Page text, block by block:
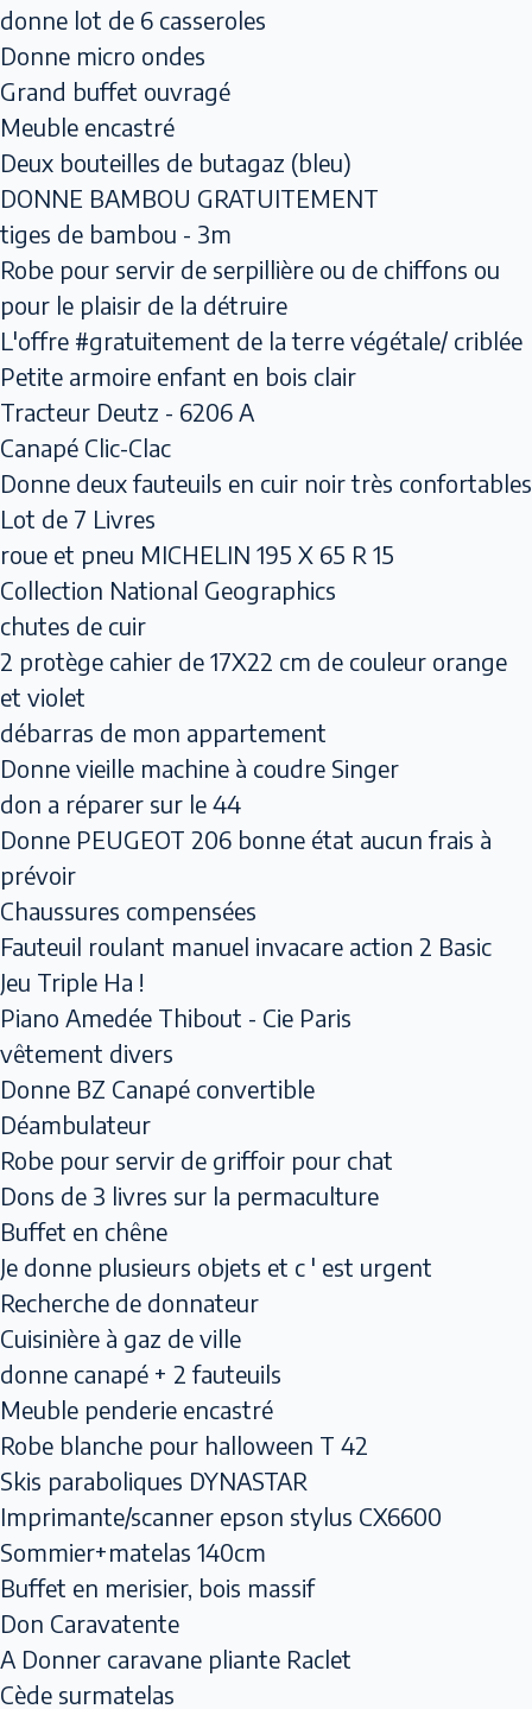
donne lot de 6 casseroles
Donne micro ondes
Grand buffet ouvragé
Meuble encastré
Deux bouteilles de butagaz (bleu)
DONNE BAMBOU GRATUITEMENT
tiges de bambou - 3m
Robe pour servir de serpillière ou de chiffons ou
pour le plaisir de la détruire
L'offre #gratuitement de la terre végétale/ criblée
Petite armoire enfant en bois clair
Tracteur Deutz - 6206 A
Canapé Clic-Clac
Donne deux fauteuils en cuir noir très confortables
Lot de 7 Livres
roue et pneu MICHELIN 195 X 65 R 15
Collection National Geographics
chutes de cuir
2 protège cahier de 17X22 cm de couleur orange
et violet
débarras de mon appartement
Donne vieille machine à coudre Singer
don a réparer sur le 44
Donne PEUGEOT 206 bonne état aucun frais à
prévoir
Chaussures compensées
Fauteuil roulant manuel invacare action 2 Basic
Jeu Triple Ha !
Piano Amedée Thibout - Cie Paris
vêtement divers
Donne BZ Canapé convertible
Déambulateur
Robe pour servir de griffoir pour chat
Dons de 3 livres sur la permaculture
Buffet en chêne
Je donne plusieurs objets et c ' est urgent
Recherche de donnateur
Cuisinière à gaz de ville
donne canapé + 2 fauteuils
Meuble penderie encastré
Robe blanche pour halloween T 42
Skis paraboliques DYNASTAR
Imprimante/scanner epson stylus CX6600
Sommier+matelas 140cm
Buffet en merisier, bois massif
Don Caravatente
A Donner caravane pliante Raclet
Cède surmatelas